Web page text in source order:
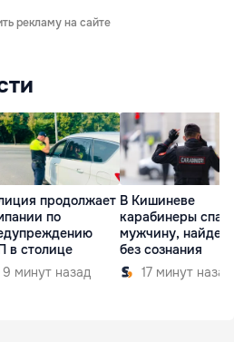
рекламу на сайте
продолжает
по
в столице
9 минут назад
В Кишиневе
карабинеры
мужчину,
без сознания
17 минут назад